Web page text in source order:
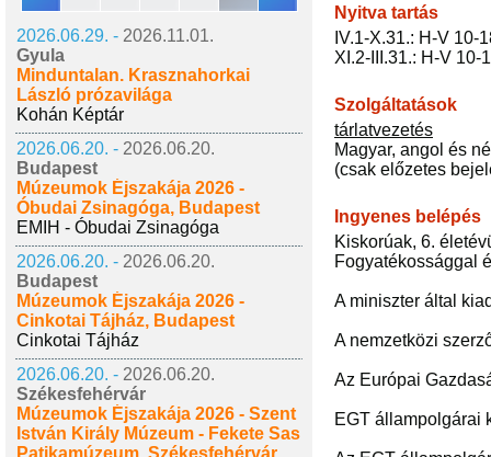
2026.06.29. - 2026.11.01.
Gyula
Minduntalan. Krasznahorkai
László prózavilága
Kohán Képtár
2026.06.20. - 2026.06.20.
Budapest
Múzeumok Éjszakája 2026 -
Óbudai Zsinagóga, Budapest
EMIH - Óbudai Zsinagóga
2026.06.20. - 2026.06.20.
Budapest
Múzeumok Éjszakája 2026 -
Cinkotai Tájház, Budapest
Cinkotai Tájház
2026.06.20. - 2026.06.20.
Székesfehérvár
Múzeumok Éjszakája 2026 - Szent
István Király Múzeum - Fekete Sas
Patikamúzeum, Székesfehérvár
Nyitva tartás
IV.1-X.31.: H-V 10-
XI.2-III.31.: H-V 10-
Szolgáltatások
tárlatvezetés
Magyar, angol és
(csak előzetes
Ingyenes belépés
Kiskorúak, 6.
Fogyatékossággal
A miniszter által
A nemzetközi
Az Európai
EGT állampolgárai